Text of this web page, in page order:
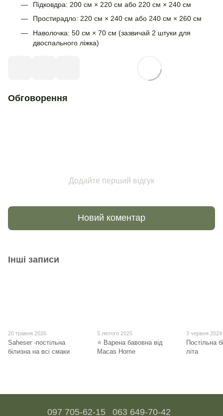
Підковдра: 200 см × 220 см або 220 см × 240 см
Простирадло: 220 см × 240 см або 240 см × 260 см
Наволочка: 50 см × 70 см (зазвичай 2 штуки для
двоспального ліжка)
Обговорення
Додайте перший відгук
Новий коментар
Інші записи
20 травня 2026
Saheser -постільна
білизна на всі смаки
5 лютого 2025
⭐ Варена бавовна від
Macas Home
3 червня 2024
Постільна
літа
097 705-62-15 063 649-70-42